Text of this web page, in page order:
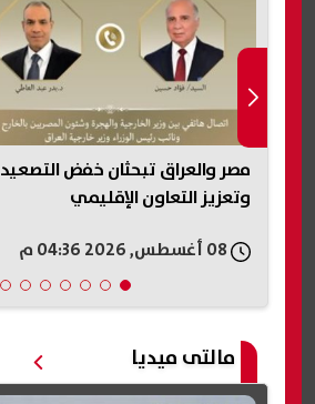
مصر والعراق تبحثان خفض التصعيد
وتعزيز التعاون الإقليمي
مالتى ميديا